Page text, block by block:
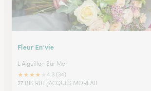
Fleur En’vie
L Aiguillon Sur Mer
★★★★
4.3 (34)
27 BIS RUE JACQUES MOREAU